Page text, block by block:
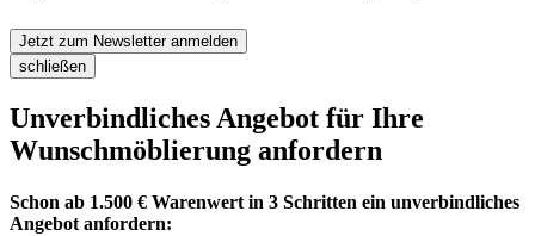
Jetzt zum Newsletter anmelden
schließen
Unverbindliches Angebot für Ihre
Wunschmöblierung anfordern
Schon ab 1.500 € Warenwert in 3 Schritten ein unverbindliches
Angebot anfordern: